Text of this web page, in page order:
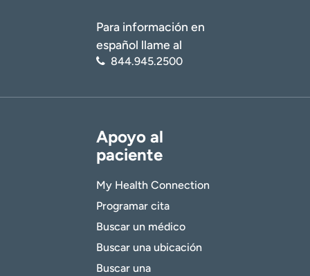
Para información en
español llame al
844.945.2500
Apoyo al
paciente
My Health Connection
Programar cita
Buscar un médico
Buscar una ubicación
Buscar una